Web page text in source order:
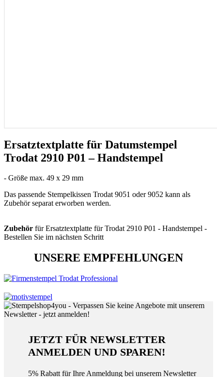
Ersatztextplatte für Datumstempel
Trodat 2910 P01 – Handstempel
- Größe max. 49 x 29 mm
Das passende Stempelkissen Trodat 9051 oder 9052 kann als
Zubehör separat erworben werden.
Zubehör für Ersatztextplatte für Trodat 2910 P01 - Handstempel -
Bestellen Sie im nächsten Schritt
UNSERE EMPFEHLUNGEN
JETZT FÜR NEWSLETTER
ANMELDEN UND SPAREN!
5% Rabatt für Ihre Anmeldung bei unserem Newsletter